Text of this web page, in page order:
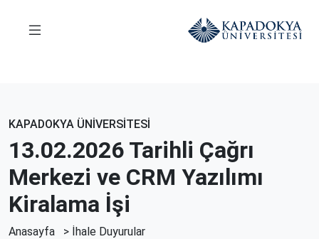
KAPADOKYA ÜNİVERSİTESİ
13.02.2026 Tarihli Çağrı
Merkezi ve CRM Yazılımı
Kiralama İşi
Anasayfa > İhale Duyurular